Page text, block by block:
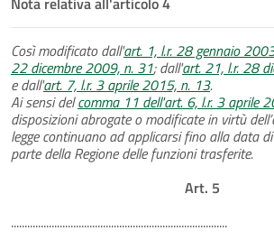
Così modificato dall'art. 1, l.r. 28 gennaio
22 dicembre 2009, n. 31; dall'art. 21, l.r. 28
e dall'art. 7, l.r. 3 aprile 2015, n. 13.
Ai sensi delcomma 11 dell'art. 6, l.r. 3 aprile
disposizioni abrogate o modificate in virtù
legge continuano ad applicarsi fino alla data
parte della Regione delle funzioni trasferite.
Art. 5
................................................................................